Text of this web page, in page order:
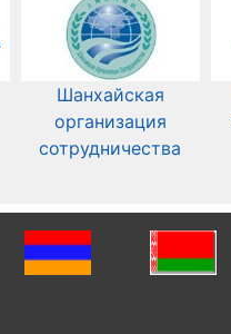
Шанхайская
организация
сотрудничества